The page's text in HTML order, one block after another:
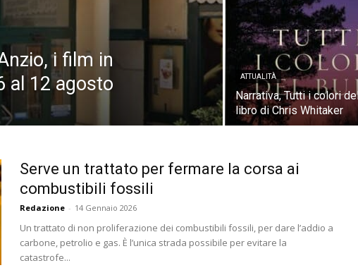
i film in
al 12 agosto
ATTUALITÀ
Narrativa, Tutti i colori
libro di Chris Whitaker
Serve un trattato per fermare la corsa ai
combustibili fossili
Redazione - 14 Gennaio 2026
Un trattato di non proliferazione dei combustibili fossili, per dare l’addio a
carbone, petrolio e gas. È l’unica strada possibile per evitare la
catastrofe...